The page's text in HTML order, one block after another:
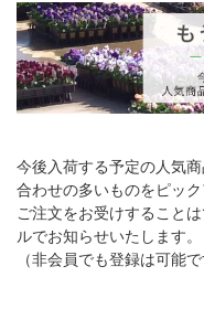
今後入荷する予定の人気
合わせの多いものをピッ
ご注文をお受けすること
ルでお知らせいたします
（非会員でも登録は可能で